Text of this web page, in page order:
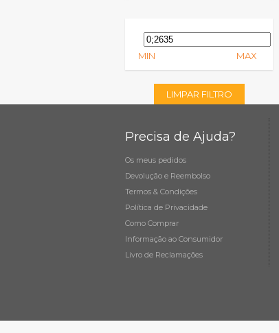
MIN MAX
LIMPAR FILTRO
Precisa de Ajuda?
Os meus pedidos
Devolução e Reembolso
Termos & Condições
Política de Privacidade
Como Comprar
Informação ao Consumidor
Livro de Reclamações